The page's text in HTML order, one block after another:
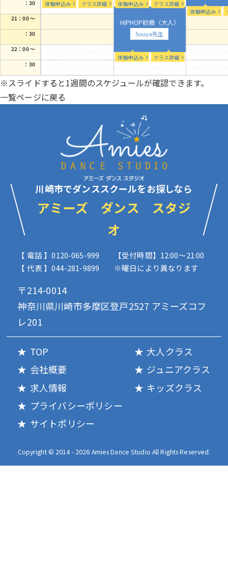
：30
21：00 ～
：30
22：00 ～
：30
体験申込み クラス詳細 体験申込み クラス詳細
体験申込み
HIPHOP初級〈大人〉
Souya先生
体験申込み クラス詳細
※スライドすると1週間のスケジュールが確認できます。
一覧ページに戻る
川崎市でダンススクールをお探しなら
アミーズ ダンス スタジ
オ
【 電話 】0120-065-999
【 代表 】044-281-9899
【受付時間】12:00〜21:00
※曜日により異なります
〒214-0014
神奈川県川崎市多摩区登戸2527 アミーズコフ
レ201
TOP
会社概要
求人情報
大人クラス
ジュニアクラス
キッズクラス
プライバシーポリシー
サイトポリシー
Copyright © 2014 - 2026 Amies Dance Studio All Rights Reserved.